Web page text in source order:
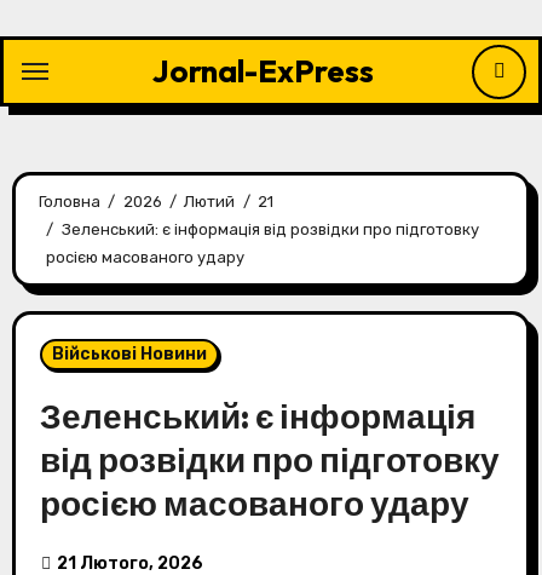
контенту
Jornal-ExPress
Головна 2026 Лютий
21
Зеленський: є інформація від розвідки про підготовку
росією масованого удару
Військові Новини
Зеленський: є інформація
від розвідки про підготовку
росією масованого удару
21 Лютого, 2026